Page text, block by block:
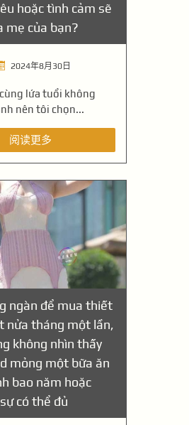
hoặc tình cảm sẽ
mẹ của bạn?
2024年8月30日
lứa tuổi không
nên tôi chọn...
阅读更多
ngàn để mua thiết
nửa tháng một lần,
không nhìn thấy
mỏng một bữa ăn
bao năm hoặc
có thể đủ